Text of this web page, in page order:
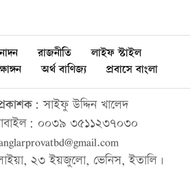
রাজনীতি
লাইফ স্টাইল
অর্থ বাণিজ্য প্রবাসে বাংলা
সাইফু উদ্দিন খালেদ
০০৩৯ ৩৫১১২৩৭০৩০
২৩ ইয়জুলো, ভেনিস, ইতালি।